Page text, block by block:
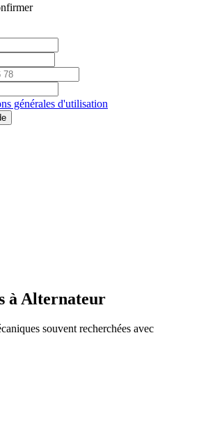
générales d'utilisation
à Alternateur
souvent recherchées avec